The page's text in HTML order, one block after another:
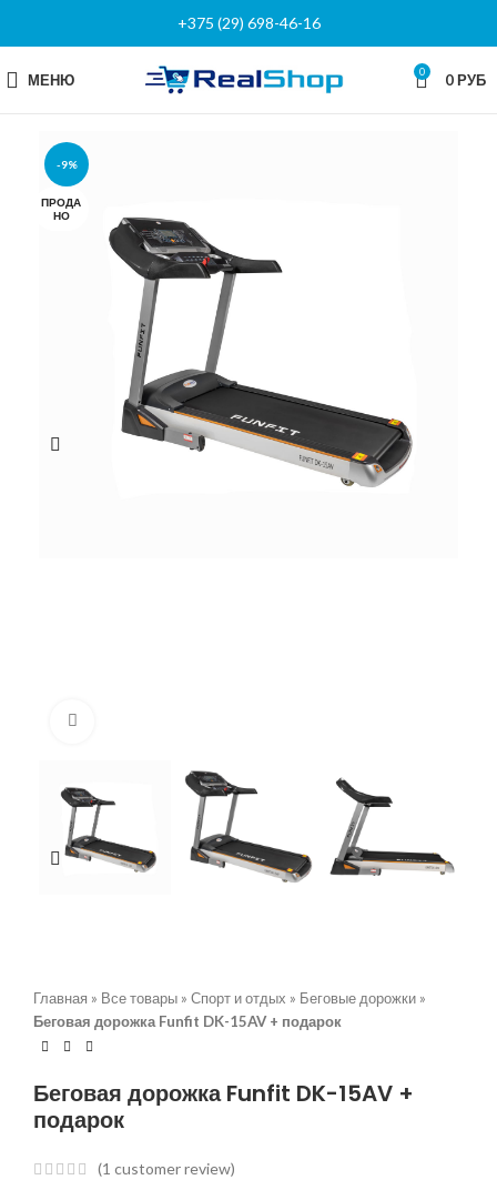
+375 (29) 698-46-16
МЕНЮ 0 0РУБ
-9%
ПРОДА
НО
Главная » Все товары » Спорт и отдых » Беговые дорожки »
Беговая дорожка Funfit DK-15AV + подарок
Беговая дорожка Funfit DK-15AV +
подарок
(1 customer review)